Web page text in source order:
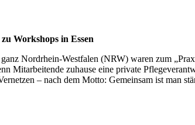
Workshops in Essen
Nordrhein-Westfalen (NRW) waren zum
Mitarbeitende zuhause eine private
– nach dem Motto: Gemeinsam ist man